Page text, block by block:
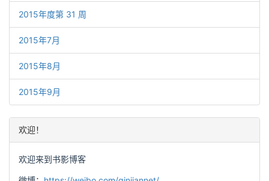
2015年度第 31 周
2015年7月
2015年8月
2015年9月
欢迎！
欢迎来到书影博客